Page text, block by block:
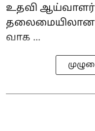
உதவி
தலைமையிலான
வாக ...